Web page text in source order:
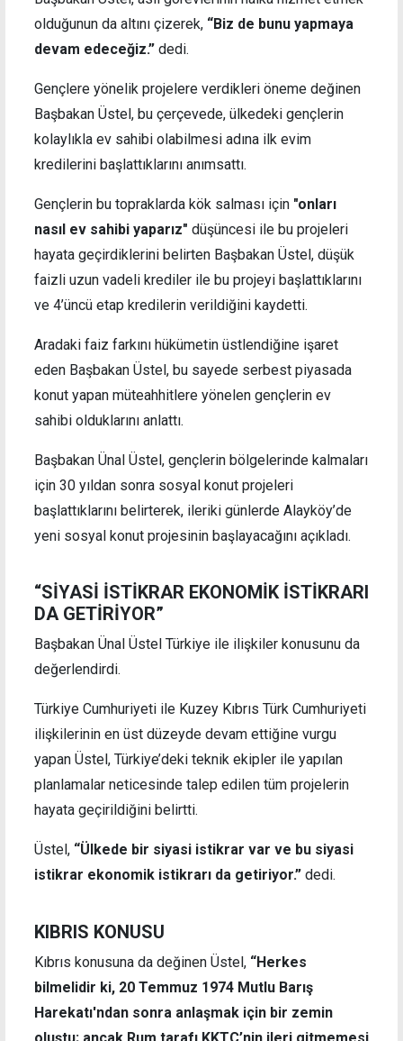
olduğunun da altını çizerek, “Biz de bunu yapmaya
devam edeceğiz.” dedi.
Gençlere yönelik projelere verdikleri öneme değinen
Başbakan Üstel, bu çerçevede, ülkedeki gençlerin
kolaylıkla ev sahibi olabilmesi adına ilk evim
kredilerini başlattıklarını anımsattı.
Gençlerin bu topraklarda kök salması için "onları
nasıl ev sahibi yaparız" düşüncesi ile bu projeleri
hayata geçirdiklerini belirten Başbakan Üstel, düşük
faizli uzun vadeli krediler ile bu projeyi başlattıklarını
ve 4’üncü etap kredilerin verildiğini kaydetti.
Aradaki faiz farkını hükümetin üstlendiğine işaret
eden Başbakan Üstel, bu sayede serbest piyasada
konut yapan müteahhitlere yönelen gençlerin ev
sahibi olduklarını anlattı.
Başbakan Ünal Üstel, gençlerin bölgelerinde kalmaları
için 30 yıldan sonra sosyal konut projeleri
başlattıklarını belirterek, ileriki günlerde Alayköy’de
yeni sosyal konut projesinin başlayacağını açıkladı.
“SİYASİ İSTİKRAR EKONOMİK İSTİKRARI
DA GETİRİYOR”
Başbakan Ünal Üstel Türkiye ile ilişkiler konusunu da
değerlendirdi.
Türkiye Cumhuriyeti ile Kuzey Kıbrıs Türk Cumhuriyeti
ilişkilerinin en üst düzeyde devam ettiğine vurgu
yapan Üstel, Türkiye’deki teknik ekipler ile yapılan
planlamalar neticesinde talep edilen tüm projelerin
hayata geçirildiğini belirtti.
Üstel, “Ülkede bir siyasi istikrar var ve bu siyasi
istikrar ekonomik istikrarı da getiriyor.” dedi.
KIBRIS KONUSU
Kıbrıs konusuna da değinen Üstel, “Herkes
bilmelidir ki, 20 Temmuz 1974 Mutlu Barış
Harekatı'ndan sonra anlaşmak için bir zemin